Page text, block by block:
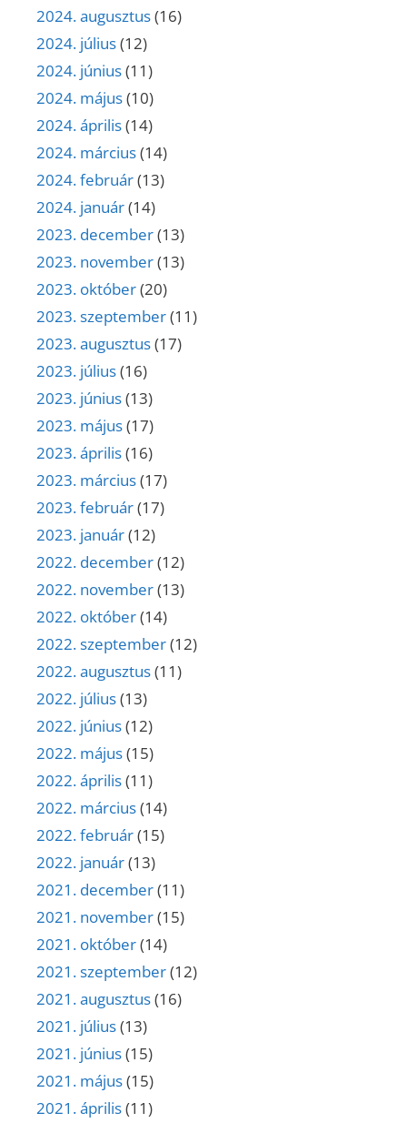
2024. augusztus(16)
2024. július(12)
2024. június(11)
2024. május(10)
2024. április(14)
2024. március(14)
2024. február(13)
2024. január(14)
2023. december(13)
2023. november(13)
2023. október(20)
2023. szeptember(11)
2023. augusztus(17)
2023. július(16)
2023. június(13)
2023. május(17)
2023. április(16)
2023. március(17)
2023. február(17)
2023. január(12)
2022. december(12)
2022. november(13)
2022. október(14)
2022. szeptember(12)
2022. augusztus(11)
2022. július(13)
2022. június(12)
2022. május(15)
2022. április(11)
2022. március(14)
2022. február(15)
2022. január(13)
2021. december(11)
2021. november(15)
2021. október(14)
2021. szeptember(12)
2021. augusztus(16)
2021. július(13)
2021. június(15)
2021. május(15)
2021. április(11)